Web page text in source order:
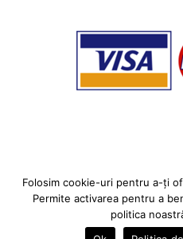
© 2025, Toate drepturile
Folosim cookie-uri pentru a-ți
Permite activarea pentru a
politica